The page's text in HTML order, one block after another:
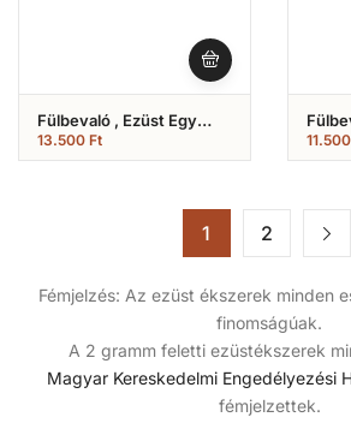
Fülbevaló , Ezüst Egy
Köves ( Nr.15)
13.500 Ft 11.500
1 2
Fémjelzés: Az ezüst ékszerek minden
finomságúak.
A 2 gramm feletti ezüstékszerek
Magyar Kereskedelmi Engedélyezési
fémjelzettek.